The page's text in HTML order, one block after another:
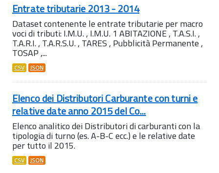
Entrate tributarie 2013 - 2014
Dataset contenente le entrate tributarie per macro
voci di tributi: I.M.U. , I.M.U. 1 ABITAZIONE , T.A.S.I. ,
T.A.R.I. , T.A.R.S.U. , TARES , Pubblicità Permanente ,
TOSAP ,...
CSV JSON
Elenco dei Distributori Carburante con turni e
relative date anno 2015 del Co...
Elenco analitico dei Distributori di carburanti con la
tipologia di turno (es. A-B-C ecc.) e le relative date
per tutto il 2015.
CSV JSON